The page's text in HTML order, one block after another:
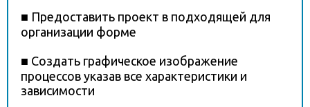
■ Предоставить проект в подходящей для
организации форме
■ Создать графическое изображение
процессов указав все характеристики и
зависимости